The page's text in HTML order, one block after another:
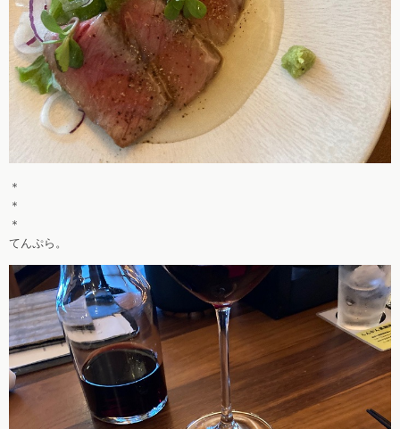
＊
＊
＊
てんぷら。